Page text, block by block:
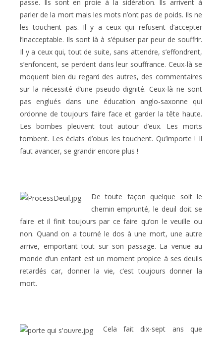
passe. Ils sont en proie à la sidération. Ils arrivent à
parler de la mort mais les mots n’ont pas de poids. Ils ne
les touchent pas. Il y a ceux qui refusent d’accepter
l’inacceptable. Ils sont là à s’épuiser par peur de souffrir.
Il y a ceux qui, tout de suite, sans attendre, s’effondrent,
s’enfoncent, se perdent dans leur souffrance. Ceux-là se
moquent bien du regard des autres, des commentaires
sur la nécessité d’une pseudo dignité. Ceux-là ne sont
pas englués dans une éducation anglo-saxonne qui
ordonne de toujours faire face et garder la tête haute.
Les bombes pleuvent tout autour d’eux. Les morts
tombent. Les éclats d’obus les touchent. Qu’importe ! Il
faut avancer, se grandir encore plus !
De toute façon quelque soit le
chemin emprunté, le deuil doit se
faire et il finit toujours par ce faire qu’on le veuille ou
non. Quand on a tourné le dos à une mort, une autre
arrive, emportant tout sur son passage. La venue au
monde d’un enfant est un moment propice à ses deuils
retardés car, donner la vie, c’est toujours donner la
mort.
Cela fait dix-sept ans que